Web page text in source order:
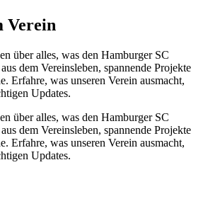
Verein
über alles, was den Hamburger SC
dem Vereinsleben, spannende Projekte
Erfahre, was unseren Verein ausmacht,
Updates.
über alles, was den Hamburger SC
dem Vereinsleben, spannende Projekte
Erfahre, was unseren Verein ausmacht,
Updates.